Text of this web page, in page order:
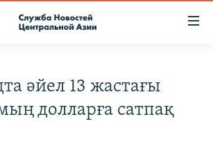
әйел 13 жастағы
долларға сатпақ